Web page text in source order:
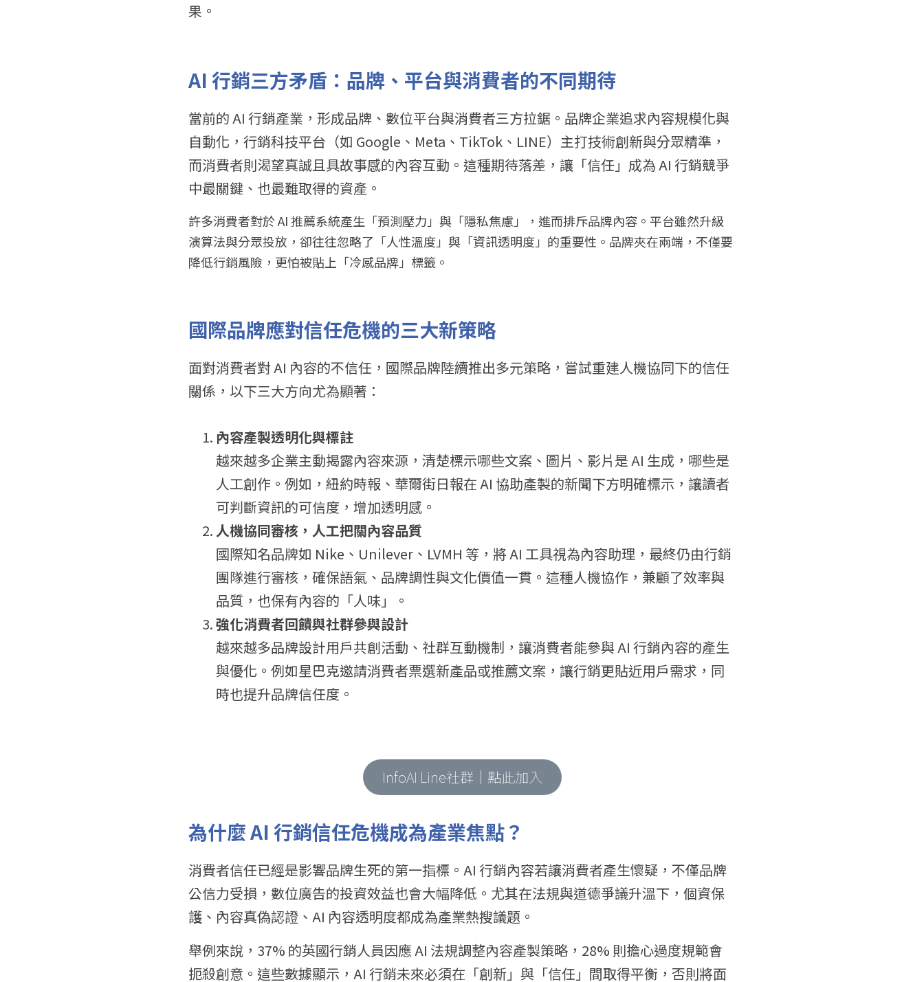
果。
AI 行銷三方矛盾：品牌、平台與消費者的不同期待
當前的 AI 行銷產業，形成品牌、數位平台與消費者三方拉鋸。品牌企業追求內容規模化與
自動化，行銷科技平台（如 Google、Meta、TikTok、LINE）主打技術創新與分眾精準，
而消費者則渴望真誠且具故事感的內容互動。這種期待落差，讓「信任」成為 AI 行銷競爭
中最關鍵、也最難取得的資產。
許多消費者對於 AI 推薦系統產生「預測壓力」與「隱私焦慮」，進而排斥品牌內容。平台雖然升級
演算法與分眾投放，卻往往忽略了「人性溫度」與「資訊透明度」的重要性。品牌夾在兩端，不僅要
降低行銷風險，更怕被貼上「冷感品牌」標籤。
國際品牌應對信任危機的三大新策略
面對消費者對 AI 內容的不信任，國際品牌陸續推出多元策略，嘗試重建人機協同下的信任
關係，以下三大方向尤為顯著：
內容產製透明化與標註
越來越多企業主動揭露內容來源，清楚標示哪些文案、圖片、影片是 AI 生成，哪些是
人工創作。例如，紐約時報、華爾街日報在 AI 協助產製的新聞下方明確標示，讓讀者
可判斷資訊的可信度，增加透明感。
人機協同審核，人工把關內容品質
國際知名品牌如 Nike、Unilever、LVMH 等，將 AI 工具視為內容助理，最終仍由行銷
團隊進行審核，確保語氣、品牌調性與文化價值一貫。這種人機協作，兼顧了效率與
品質，也保有內容的「人味」。
強化消費者回饋與社群參與設計
越來越多品牌設計用戶共創活動、社群互動機制，讓消費者能參與 AI 行銷內容的產生
與優化。例如星巴克邀請消費者票選新產品或推薦文案，讓行銷更貼近用戶需求，同
時也提升品牌信任度。
InfoAI Line社群｜點此加入
為什麼 AI 行銷信任危機成為產業焦點？
消費者信任已經是影響品牌生死的第一指標。AI 行銷內容若讓消費者產生懷疑，不僅品牌
公信力受損，數位廣告的投資效益也會大幅降低。尤其在法規與道德爭議升溫下，個資保
護、內容真偽認證、AI 內容透明度都成為產業熱搜議題。
舉例來說，37% 的英國行銷人員因應 AI 法規調整內容產製策略，28% 則擔心過度規範會
扼殺創意。這些數據顯示，AI 行銷未來必須在「創新」與「信任」間取得平衡，否則將面